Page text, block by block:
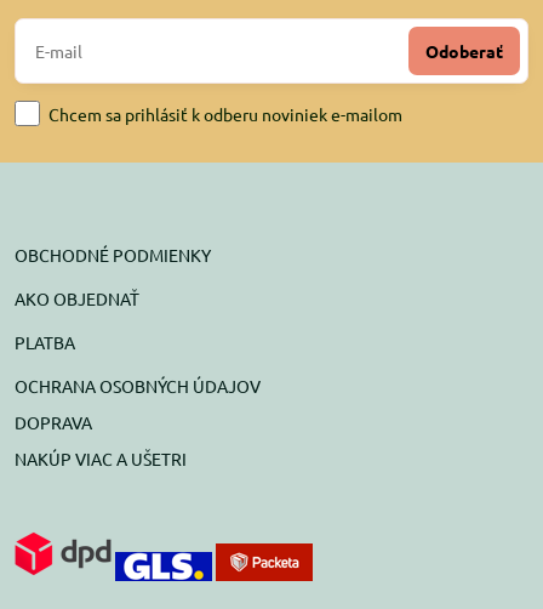
Odoberať
Chcem sa prihlásiť k odberu noviniek e-mailom
OBCHODNÉ PODMIENKY
AKO OBJEDNAŤ
PLATBA
OCHRANA OSOBNÝCH ÚDAJOV
DOPRAVA
NAKÚP VIAC A UŠETRI